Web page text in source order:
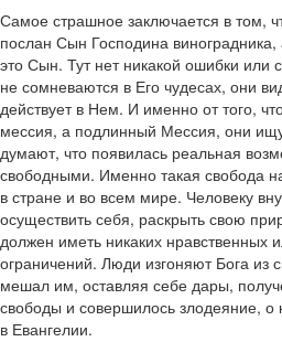
Самое страшное заключается в том,
послан Сын Господина
это Сын. Тут нет никакой ошибки или
не сомневаются в Его чудесах, они
действует в Нем. И именно от того,
мессия, а подлинный Мессия, они
думают, что появилась реальная
свободными. Именно такая свобода
в стране и во всем мире. Человеку
осуществить себя, раскрыть свою
должен иметь никаких нравственных
ограничений. Люди изгоняют Бога из
мешал им, оставляя себе дары,
свободы и совершилось злодеяние,
в Евангелии.